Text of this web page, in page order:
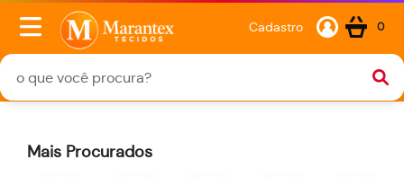
Cadastro 0
Mais Procurados